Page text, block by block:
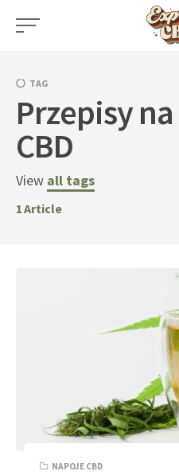
Skip
TAG
Przepisy
CBD
View all tags
1Article
NAPOJE CBD